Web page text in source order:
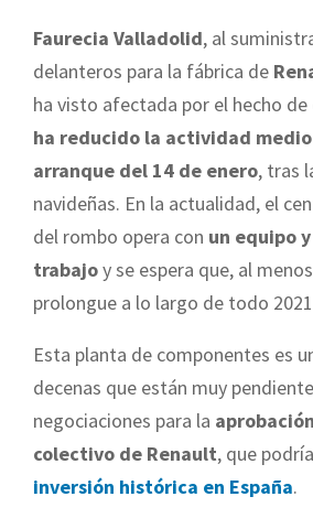
Faurecia Valladolid, al
delanteros para la fábrica de
ha visto afectada por el hecho
ha reducido la actividad
arranque del 14 de enero, tras
navideñas. En la actualidad, el
del rombo opera con un equipo
trabajoy se espera que, al
prolongue a lo largo de todo
Esta planta de componentes es
decenas que están muy
negociaciones para la
colectivo de Renault, que
inversión histórica en España.